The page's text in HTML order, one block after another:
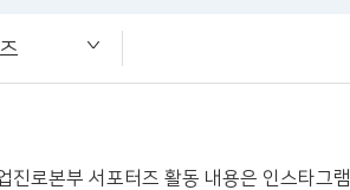
진로본부 서포터즈 활동 내용은 인스타그램